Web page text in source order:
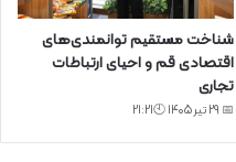
شناخت مستقیم توانمندی‌های
اقتصادی قم و احیای ارتباطات
تجاری
📅 29 تیر 1405 🕙21:21